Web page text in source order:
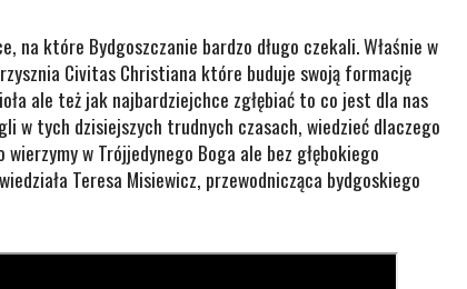
na które Bydgoszczanie bardzo długo czekali. Właśnie w
Civitas Christiana które buduje swoją formację
ale też jak najbardziejchce zgłębiać to co jest dla nas
w tych dzisiejszych trudnych czasach, wiedzieć dlaczego
w Trójjedynego Boga ale bez głębokiego
Teresa Misiewicz, przewodnicząca bydgoskiego